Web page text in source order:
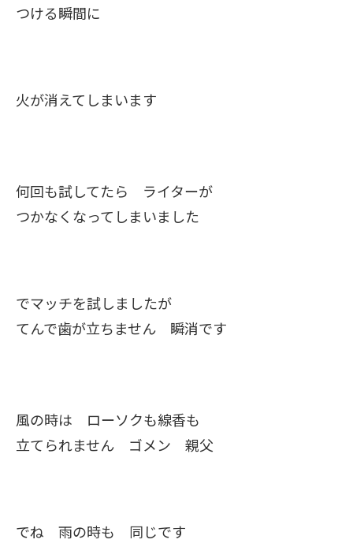
つける瞬間に
火が消えてしまいます
何回も試してたら ライターが
つかなくなってしまいました
でマッチを試しましたが
てんで歯が立ちません 瞬消です
風の時は ローソクも線香も
立てられません ゴメン 親父
でね 雨の時も 同じです